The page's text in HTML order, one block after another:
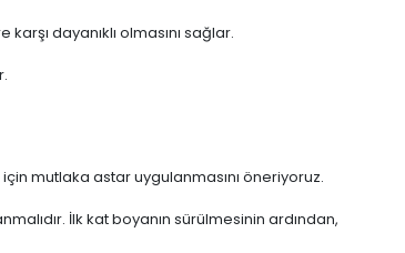
dayanıklı olmasını sağlar.
için mutlaka astar uygulanmasını öneriyoruz.
İlk kat boyanın sürülmesinin ardından,